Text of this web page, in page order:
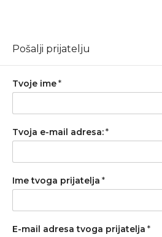
Pošalji prijatelju
Tvoje ime*
Tvoja e-mail adresa:*
Ime tvoga prijatelja *
E-mail adresa tvoga prijatelja *